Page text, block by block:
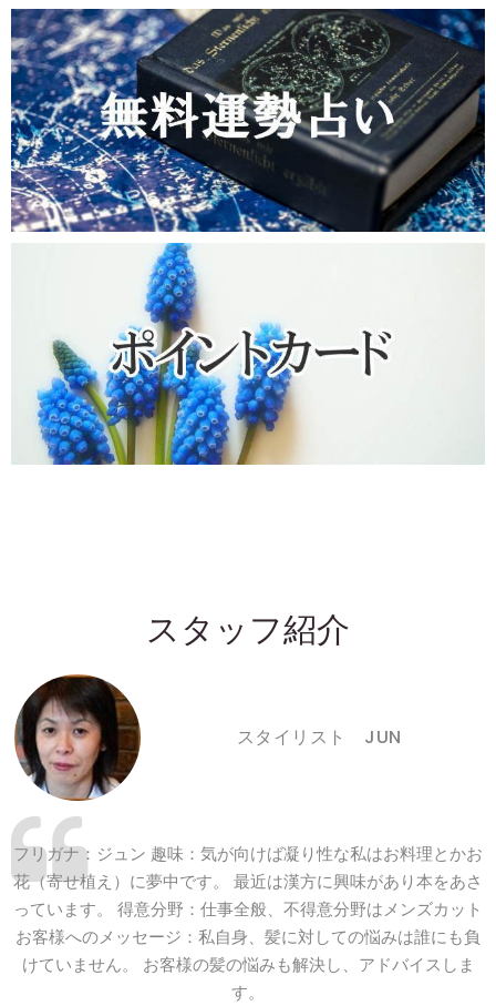
スタッフ紹介
スタイリスト JUN
フリガナ：ジュン 趣味：気が向けば凝り性な私はお料理とかお
花（寄せ植え）に夢中です。 最近は漢方に興味があり本をあさ
っています。 得意分野：仕事全般、不得意分野はメンズカット
お客様へのメッセージ：私自身、髪に対しての悩みは誰にも負
けていません。 お客様の髪の悩みも解決し、アドバイスしま
す。